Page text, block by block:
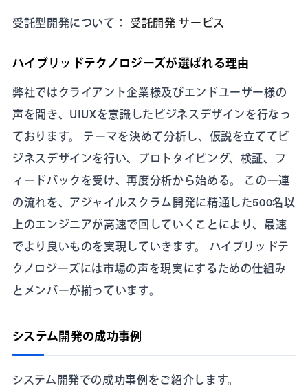
受託型開発について： 受託開発 サービス
ハイブリッドテクノロジーズが選ばれる理由
弊社ではクライアント企業様及びエンドユーザー様の
声を聞き、UIUXを意識したビジネスデザインを行なっ
ております。 テーマを決めて分析し、仮説を立ててビ
ジネスデザインを行い、プロトタイピング、検証、フ
ィードバックを受け、再度分析から始める。 この一連
の流れを、アジャイルスクラム開発に精通した500名以
上のエンジニアが高速で回していくことにより、最速
でより良いものを実現していきます。 ハイブリッドテ
クノロジーズには市場の声を現実にするための仕組み
とメンバーが揃っています。
システム開発の成功事例
システム開発での成功事例をご紹介します。